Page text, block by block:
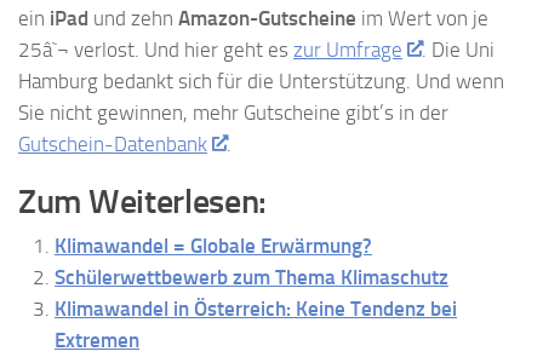
ein iPad und zehn Amazon-Gutscheine im Wert von je
25â`¬ verlost. Und hier geht es zur Umfrage
. Die Uni
Hamburg bedankt sich für die Unterstützung. Und wenn
Sie nicht gewinnen, mehr Gutscheine gibt’s in der
Gutschein-Datenbank
.
Zum Weiterlesen:
Klimawandel = Globale Erwärmung?
Schülerwettbewerb zum Thema Klimaschutz
Klimawandel in Österreich: Keine Tendenz bei
Extremen